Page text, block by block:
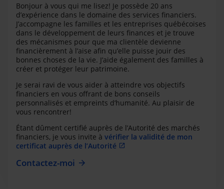
Bonjour à vous qui me lisez! Je possède 20 ans
d’expérience dans le domaine des services financiers.
J’accompagne les familles et les entreprises québécoises
dans le développement de leurs finances et je trouve
des mécanismes pour que ma clientèle devienne
financièrement à l’aise afin qu’elle puisse jouir des
bonnes choses de la vie. J’aide également des familles à
créer et protéger leur patrimoine.
Je serai ravi de vous aider à atteindre vos objectifs
financiers en vous offrant de bons conseils
personnalisés et empreints d’humanité. Au plaisir de
vous rencontrer!
Étant dûment certifié auprès de l’Autorité des marchés
financiers, je vous invite à vérifier la validité de mon
certificat auprès de l’Autorité
Contactez-moi